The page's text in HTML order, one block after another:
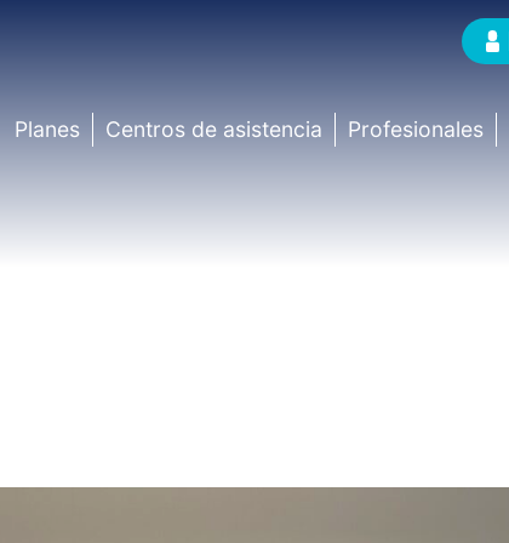
Planes Centros de asistencia Profesionales